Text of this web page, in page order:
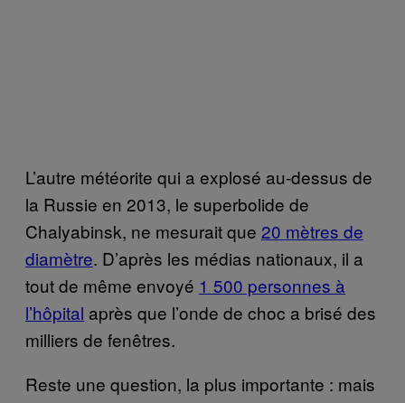
L’autre météorite qui a explosé au-dessus de
la Russie en 2013, le superbolide de
Chalyabinsk, ne mesurait que 20 mètres de
diamètre. D’après les médias nationaux, il a
tout de même envoyé 1 500 personnes à
l’hôpital après que l’onde de choc a brisé des
milliers de fenêtres.
Reste une question, la plus importante : mais